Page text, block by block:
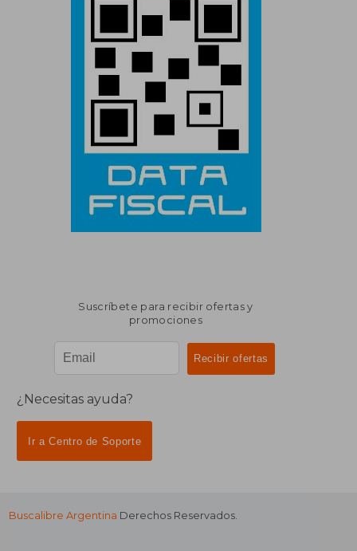
Suscríbete para recibir ofertas y
promociones
¿Necesitas ayuda?
Ir a Centro de Soporte
Buscalibre Argentina Derechos Reservados.